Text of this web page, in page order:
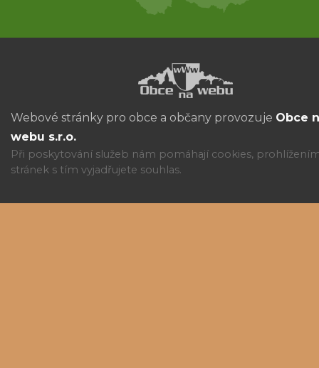
Webové stránky pro obce a občany provozuje Obce
webu s.r.o.
Při poskytování služeb nám pomáhají cookies,
stránek s tím vyjadřujete souhlas.